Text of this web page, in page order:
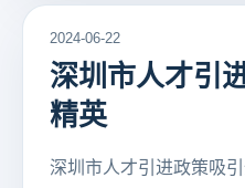
2024-06-22
深圳市人才引
精英
深圳市人才引进政策吸